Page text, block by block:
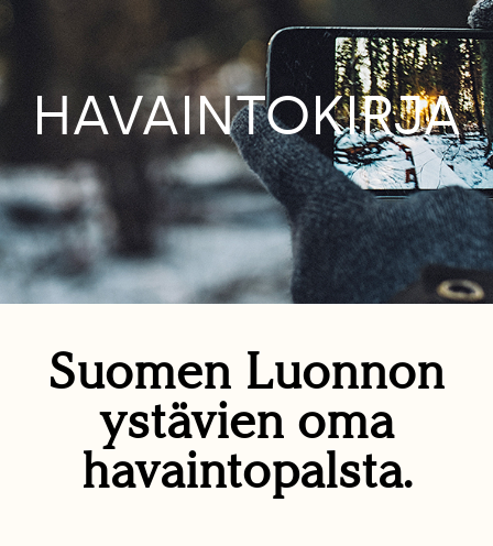
HAVAINTOKIRJA
Suomen Luonnon
ystävien oma
havaintopalsta.